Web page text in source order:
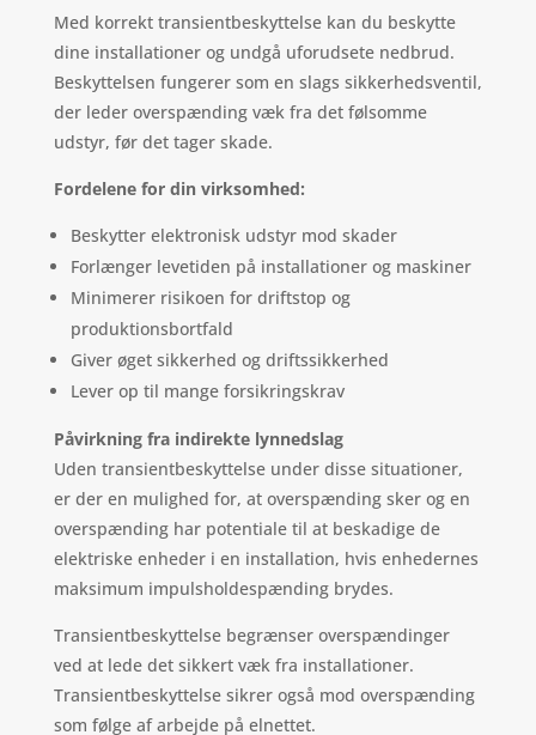
Med korrekt transientbeskyttelse kan du beskytte
dine installationer og undgå uforudsete nedbrud.
Beskyttelsen fungerer som en slags sikkerhedsventil,
der leder overspænding væk fra det følsomme
udstyr, før det tager skade.
Fordelene for din virksomhed:
Beskytter elektronisk udstyr mod skader
Forlænger levetiden på installationer og maskiner
Minimerer risikoen for driftstop og
produktionsbortfald
Giver øget sikkerhed og driftssikkerhed
Lever op til mange forsikringskrav
Påvirkning fra indirekte lynnedslag
Uden transientbeskyttelse under disse situationer,
er der en mulighed for, at overspænding sker og en
overspænding har potentiale til at beskadige de
elektriske enheder i en installation, hvis enhedernes
maksimum impulsholdespænding brydes.
Transientbeskyttelse begrænser overspændinger
ved at lede det sikkert væk fra installationer.
Transientbeskyttelse sikrer også mod overspænding
som følge af arbejde på elnettet.